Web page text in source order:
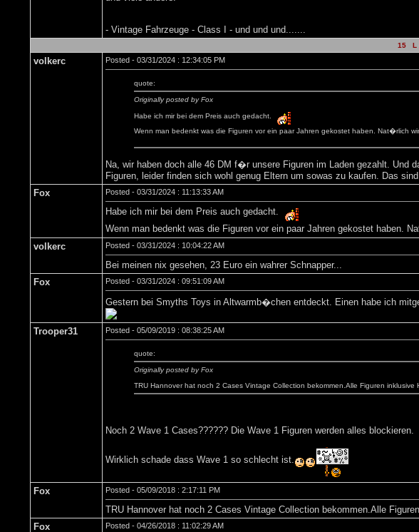
- Vintage Fahrzeuge - Class I - und und und.......
15 L
volkerc Posted - 03/31/2024 : 12:34:05 PM
quote:
Originally posted by Fox
Habe ich mir bei dem Preis auch gedacht.
Wenn man bedenkt was die Figuren vor ein paar Jahren gekostet haben. Nat�rlich
Na, wir haben doch alle 46 DM f�r unsere Figuren im Laden gezahlt. Und
Figuren, leider finden sich wohl genug Eltern um sowas zu kaufen. Das
Fox
Posted - 03/31/2024 : 11:13:33 AM
Habe ich mir bei dem Preis auch gedacht.
Wenn man bedenkt was die Figuren vor ein paar Jahren gekostet haben.
volkerc
Posted - 03/31/2024 : 10:04:22 AM
Bei meinen nix gesehen, 23 Euro ein wahrer Schnapper...
Fox
Posted - 03/31/2024 : 09:51:09 AM
Gestern bei Smyths Toys in Altwarmb�chen entdeckt. Einen habe ich
Trooper31 Posted - 05/09/2019 : 08:38:25 AM
quote:
Originally posted by Fox
TRU Hannover hat noch 2 Cases Vintage Collection bekommen.Alle Figuren inklusive
Noch 2 Wave 1 Cases?????? Die Wave 1 Figuren werden alles blockieren.
Wirklich schade dass Wave 1 so schlecht ist.
Fox Posted - 05/09/2018 : 2:17:11 PM
TRU Hannover hat noch 2 Cases Vintage Collection bekommen.Alle
Fox
Posted - 04/26/2018 : 11:02:29 AM